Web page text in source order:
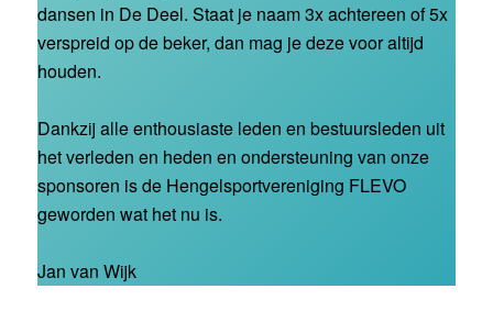
dansen in De Deel. Staat je naam 3x achtereen of 5x
verspreid op de beker, dan mag je deze voor altijd
houden.
Dankzij alle enthousiaste leden en bestuursleden uit
het verleden en heden en ondersteuning van onze
sponsoren is de Hengelsportvereniging FLEVO
geworden wat het nu is.
Jan van Wijk